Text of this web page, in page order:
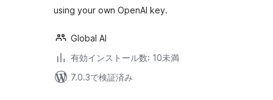
using your own OpenAI key.
Global AI
有効インストール数: 10未満
7.0.3で検証済み